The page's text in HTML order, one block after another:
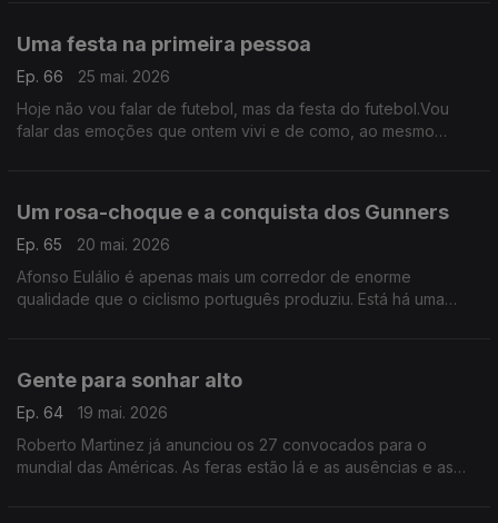
Uma festa na primeira pessoa
Ep. 66
25 mai. 2026
Hoje não vou falar de futebol, mas da festa do futebol.Vou
falar das emoções que ontem vivi e de como, ao mesmo
Um rosa-choque e a conquista dos Gunners
Ep. 65
20 mai. 2026
Afonso Eulálio é apenas mais um corredor de enorme
qualidade que o ciclismo português produziu. Está há uma
Gente para sonhar alto
Ep. 64
19 mai. 2026
Roberto Martinez já anunciou os 27 convocados para o
mundial das Américas. As feras estão lá e as ausências e as